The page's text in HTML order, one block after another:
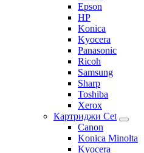
Epson
HP
Konica
Kyocera
Panasonic
Ricoh
Samsung
Sharp
Toshiba
Xerox
Картриджи Cet
Canon
Konica Minolta
Kyocera